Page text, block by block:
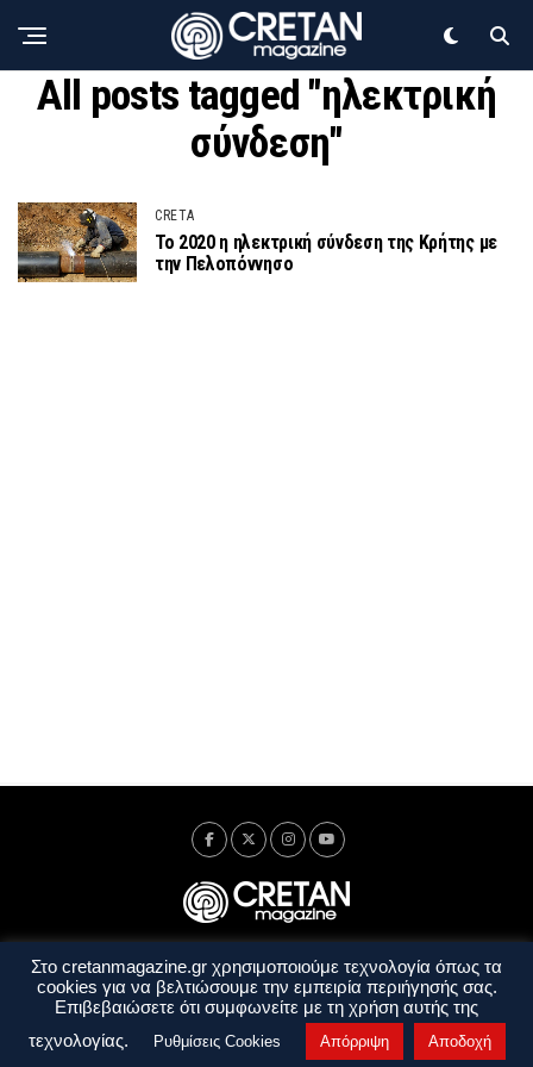
All posts tagged "ηλεκτρική
σύνδεση"
CRETA
Το 2020 η ηλεκτρική σύνδεση της Κρήτης με
την Πελοπόννησο
Ταυτότητα Πολιτική Απορρήτου
Όροι Χρήσης
Όροι και Προϋποθέσεις
Στο cretanmagazine.gr χρησιμοποιούμε τεχνολογία όπως τα
cookies για να βελτιώσουμε την εμπειρία περιήγησής σας.
Επιβεβαιώσετε ότι συμφωνείτε με τη χρήση αυτής της
τεχνολογίας.
Ρυθμίσεις Cookies Απόρριψη Αποδοχή